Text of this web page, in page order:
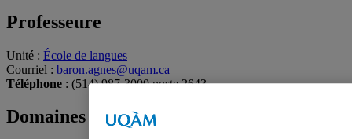
Professeure
Unité : École de langues
Courriel : baron.agnes@uqam.ca
Téléphone : (514) 987-3000 poste 2643
Domaines d'expertise